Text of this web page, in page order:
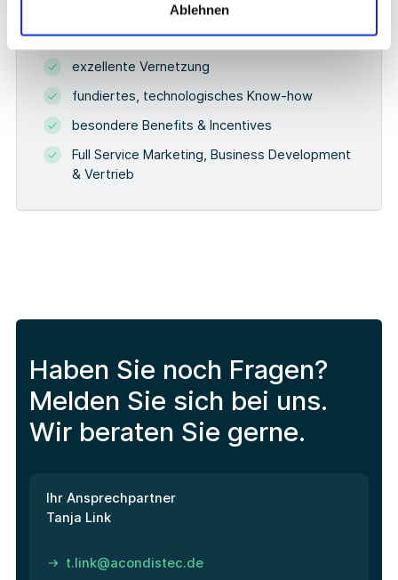
Ablehnen
exzellente Vernetzung
fundiertes, technologisches Know-how
besondere Benefits & Incentives
Full Service Marketing, Business Development
& Vertrieb
Haben Sie noch Fragen?
Melden Sie sich bei uns.
Wir beraten Sie gerne.
Ihr Ansprechpartner
Tanja Link
t.link@acondistec.de